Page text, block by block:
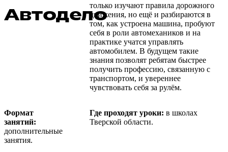
Автоделотолько изучают правила дорожного
движения, но ещё и разбираются в
том, как устроена машина, пробуют
себя в роли автомехаников и на
практике учатся управлять
автомобилем. В будущем такие
знания позволят ребятам быстрее
получить профессию, связанную с
транспортом, и увереннее
чувствовать себя за рулём.
Формат
занятий:
дополнительные
занятия.
Где проходят уроки: в школах
Тверской области.